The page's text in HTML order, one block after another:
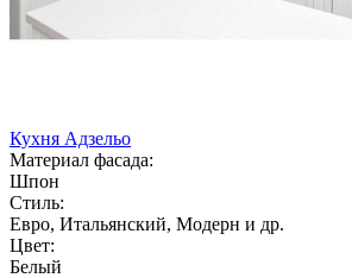
Кухня Адзельо
Материал фасада:
Шпон
Стиль:
Евро, Итальянский, Модерн и др.
Цвет:
Белый